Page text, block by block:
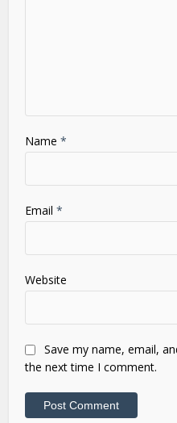
Name*
Email*
Website
Save my name, email,
the next time I comment.